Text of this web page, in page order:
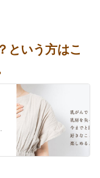
という方はこ